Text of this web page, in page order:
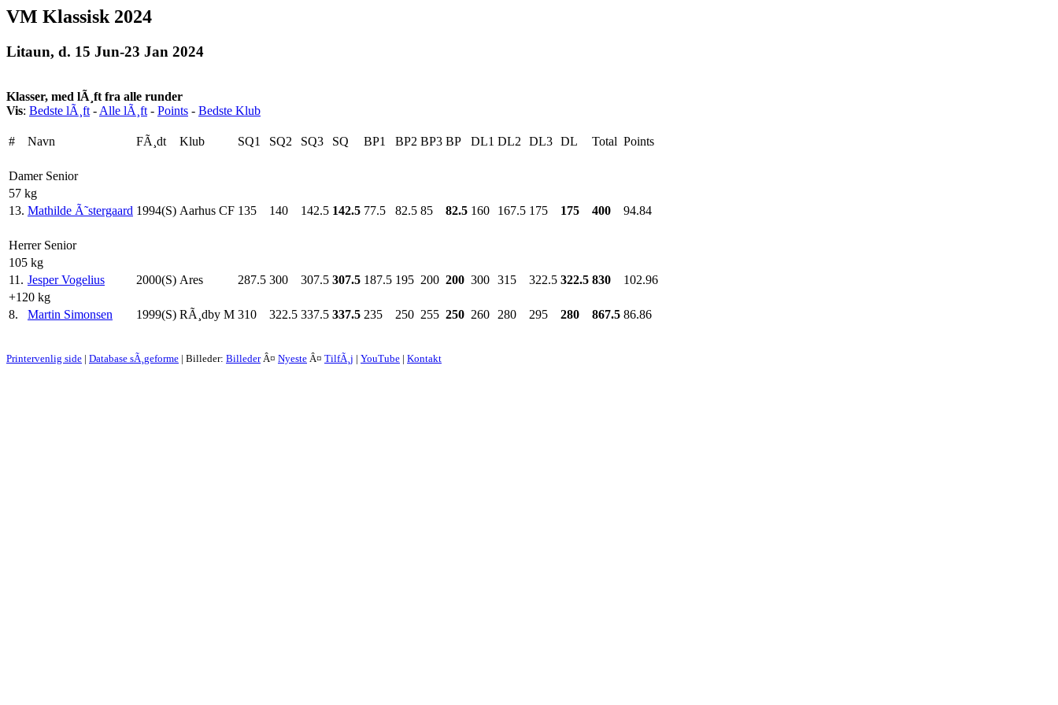
VM Klassisk 2024
Litaun, d. 15 Jun-23 Jan 2024
Klasser, med lÃ¸ft fra alle runder
Vis: Bedste lÃ¸ft - Alle lÃ¸ft - Points - Bedste Klub
# Navn FÃ¸dt Klub SQ1 SQ2 SQ3 SQ BP1 BP2 BP3 BP DL1 DL2 DL3 DL Total Points
Damer Senior
57 kg
13. Mathilde Ã˜stergaard 1994(S) Aarhus CF 135 140 142.5 142.5 77.5 82.5 85 82.5 160 167.5 175 175 400 94.84
Herrer Senior
105 kg
11. Jesper Vogelius 2000(S) Ares 287.5 300 307.5 307.5 187.5 195 200 200 300 315 322.5 322.5 830
102.96
+120 kg
8.
Martin Simonsen 1999(S) RÃ¸dby M 310 322.5 337.5 337.5 235 250 255 250 260 280 295 280 867.5 86.86
Printervenlig side | Database sÃ¸geforme | Billeder: BillederÂ¤ Nyeste Â¤ TilfÃ¸j | YouTube | Kontakt